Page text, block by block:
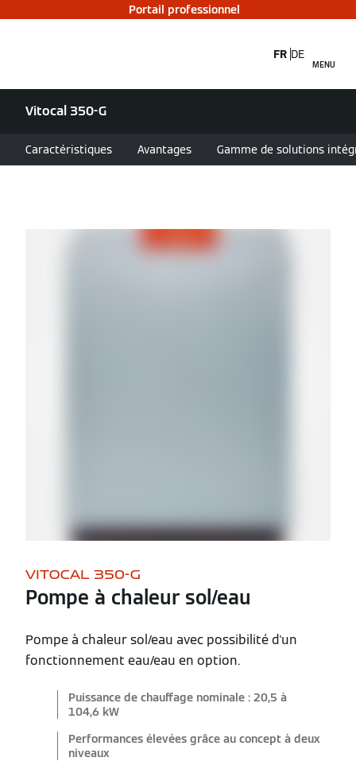
Portail professionnel
MENU
FR DE
Vitocal 350-G
Caractéristiques Avantages Gamme de solutions
VITOCAL 350-G
Pompe à chaleur sol/eau
Pompe à chaleur sol/eau avec possibilité d'un
fonctionnement eau/eau en option.
Puissance de chauffage nominale : 20,5 à
104,6 kW
Performances élevées grâce au concept à deux
niveaux